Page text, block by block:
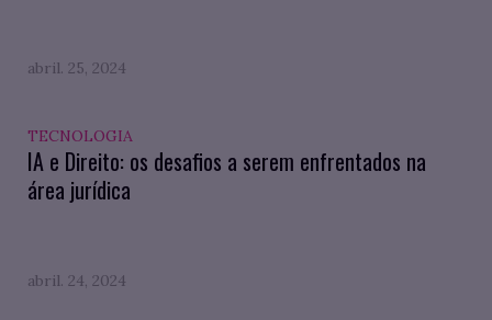
abril. 25, 2024
TECNOLOGIA
IA e Direito: os desafios a serem enfrentados na
área jurídica
abril. 24, 2024